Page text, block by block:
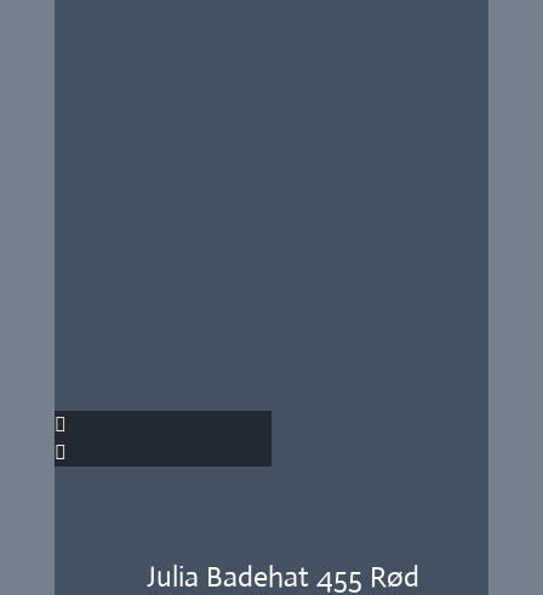
Julia Badehat 455 Rød